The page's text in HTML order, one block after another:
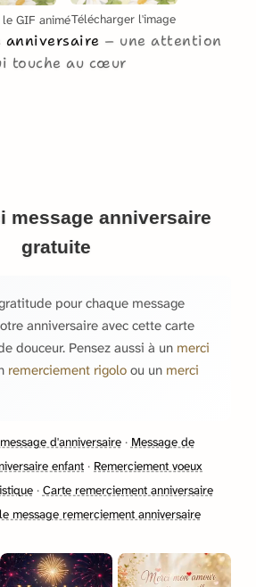
GIF animéTélécharger l'image
anniversaire
une attention
touche au cœur
message anniversaire
gratuite
pour chaque message
anniversaire avec cette carte
douceur. Pensez aussi à un merci
remerciement rigolo ou un merci
d'anniversaire· Message de
enfant · Remerciement voeux
· Carte remerciement anniversaire
message remerciement anniversaire